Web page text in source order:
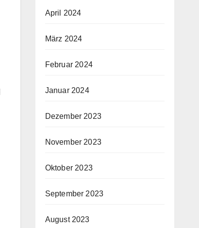
April 2024
März 2024
Februar 2024
Januar 2024
Dezember 2023
November 2023
Oktober 2023
September 2023
August 2023